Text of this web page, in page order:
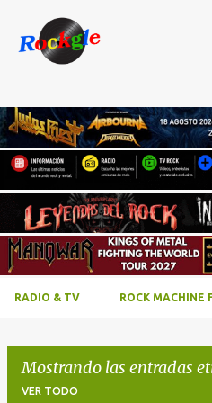
RADIO & TV ROCK MACHINE
Mostrando las entradas
VER TODO